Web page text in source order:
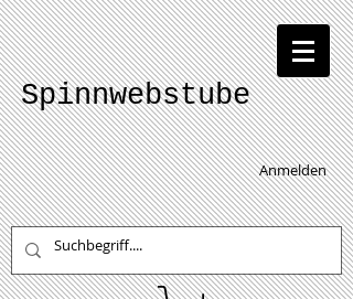
Spinnwebstube
Anmelden